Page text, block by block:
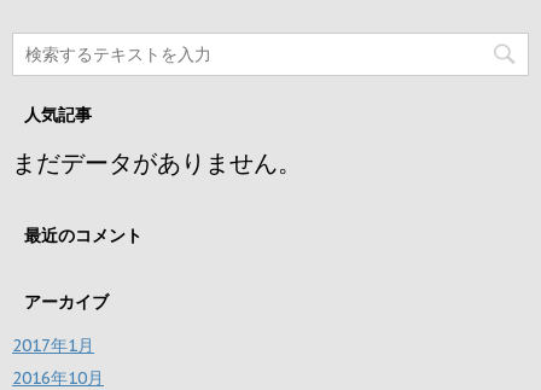
人気記事
まだデータがありません。
最近のコメント
アーカイブ
2017年1月
2016年10月